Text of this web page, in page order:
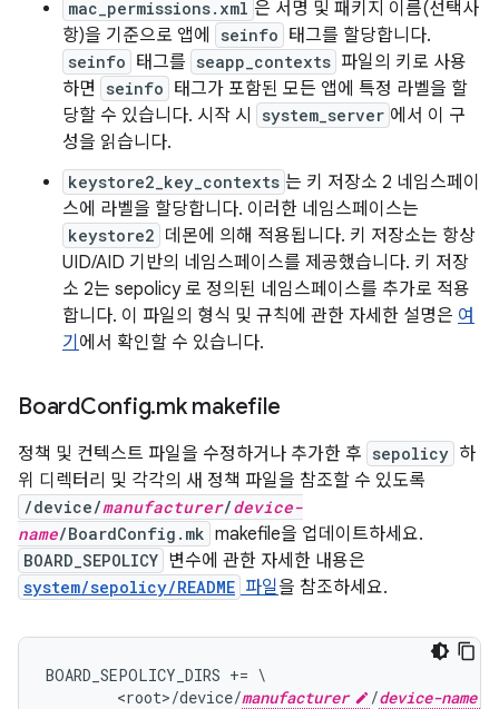
mac_permissions.xml 은 서명 및 패키지 이름(선택사
항)을 기준으로 앱에
seinfo 태그를 할당합니다.
seinfo 태그를 seapp_contexts 파일의 키로 사용
하면
seinfo 태그가 포함된 모든 앱에 특정 라벨을 할
당할 수 있습니다. 시작 시
system_server 에서 이 구
성을 읽습니다.
keystore2_key_contexts 는 키 저장소 2 네임스페이
스에 라벨을 할당합니다. 이러한 네임스페이스는
keystore2 데몬에 의해 적용됩니다. 키 저장소는 항상
UID/AID 기반의 네임스페이스를 제공했습니다. 키 저장
소 2는 sepolicy 로 정의된 네임스페이스를 추가로 적용
합니다. 이 파일의 형식 및 규칙에 관한 자세한 설명은 여
기 에서 확인할 수 있습니다.
BoardConfig.mk makefile
정책 및 컨텍스트 파일을 수정하거나 추가한 후 sepolicy 하
위 디렉터리 및 각각의 새 정책 파일을 참조할 수 있도록
/device/manufacturer/device-
name/BoardConfig.mk makefile을 업데이트하세요.
BOARD_SEPOLICY 변수에 관한 자세한 내용은
system/sepolicy/README 파일을 참조하세요.
BOARD_SEPOLICY_DIRS += \
        <root>/device/
manufacturer /device-name